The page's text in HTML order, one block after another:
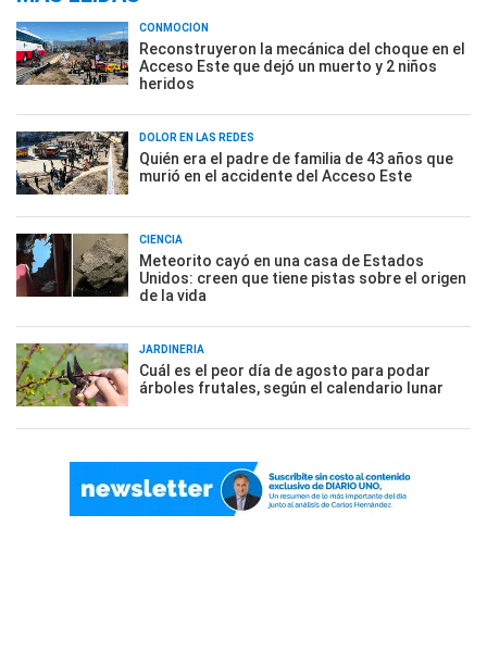
CONMOCIÓN
Reconstruyeron la mecánica del choque en el
Acceso Este que dejó un muerto y 2 niños
heridos
DOLOR EN LAS REDES
Quién era el padre de familia de 43 años que
murió en el accidente del Acceso Este
CIENCIA
Meteorito cayó en una casa de Estados
Unidos: creen que tiene pistas sobre el origen
de la vida
JARDINERÍA
Cuál es el peor día de agosto para podar
árboles frutales, según el calendario lunar